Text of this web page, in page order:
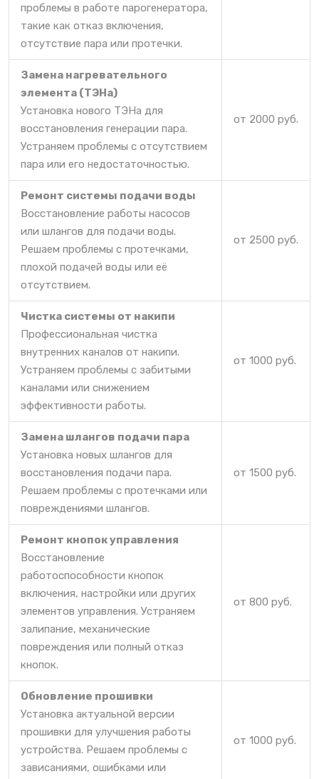
проблемы в работе парогенератора,
такие как отказ включения,
отсутствие пара или протечки.
Замена нагревательного
элемента (ТЭНа)
Установка нового ТЭНа для
восстановления генерации пара.
Устраняем проблемы с отсутствием
пара или его недостаточностью.
от 2000 руб.
Ремонт системы подачи воды
Восстановление работы насосов
или шлангов для подачи воды.
Решаем проблемы с протечками,
плохой подачей воды или её
отсутствием.
от 2500 руб.
Чистка системы от накипи
Профессиональная чистка
внутренних каналов от накипи.
Устраняем проблемы с забитыми
каналами или снижением
эффективности работы.
от 1000 руб.
Замена шлангов подачи пара
Установка новых шлангов для
восстановления подачи пара.
Решаем проблемы с протечками или
повреждениями шлангов.
от 1500 руб.
Ремонт кнопок управления
Восстановление
работоспособности кнопок
включения, настройки или других
элементов управления. Устраняем
залипание, механические
повреждения или полный отказ
кнопок.
от 800 руб.
Обновление прошивки
Установка актуальной версии
прошивки для улучшения работы
устройства. Решаем проблемы с
зависаниями, ошибками или
от 1000 руб.